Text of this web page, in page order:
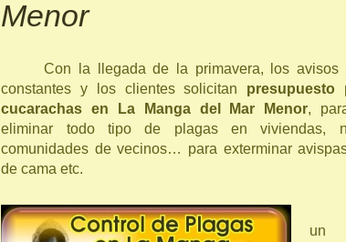
Menor
Con la llegada de la primavera, los avisos
constantes y los clientes solicitan presupuesto
cucarachas en La Manga del Mar Menor,
eliminar todo tipo de plagas en viviendas,
comunidades de vecinos… para exterminar
de cama etc.
un